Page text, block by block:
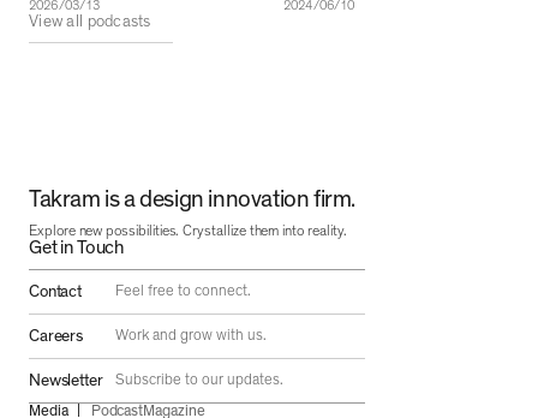
2026/03/13
2024/06/10
View all podcasts
Takram is a design innovation firm.
Explore new possibilities. Crystallize them into reality.
Get in Touch
Contact Feel free to connect.
Careers Work and grow with us.
Newsletter
Subscribe to our updates.
Media
PodcastMagazine